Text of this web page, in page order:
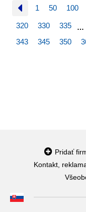
1 50 100
320 330 335 …
343
345 350
Pridať
Kontakt,